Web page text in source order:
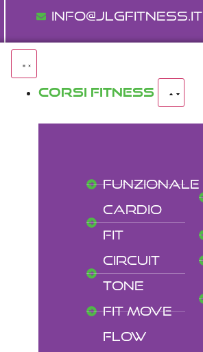
info@jlgfitness.it
CORSI FITNESS
Funzionale
Cardio
Fit
Circuit
Tone
Fit Move
Flow